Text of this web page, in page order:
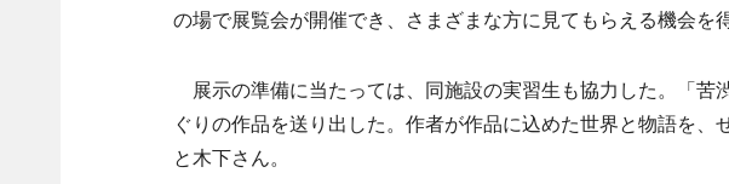
の場で展覧会が開催でき、さまざまな方に見てもらえる機会を
展示の準備に当たっては、同施設の実習生も協力した。「苦
ぐりの作品を送り出した。作者が作品に込めた世界と物語を、
と木下さん。